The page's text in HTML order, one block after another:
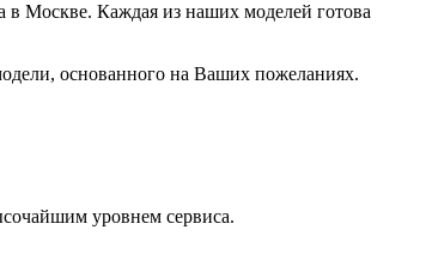
в Москве. Каждая из наших моделей готова
основанного на Ваших пожеланиях.
уровнем сервиса.